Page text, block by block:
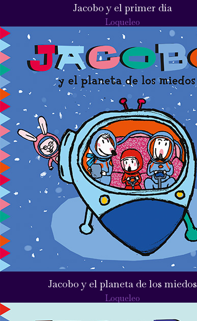
Jacobo y el primer día
Loqueleo
Jacobo y el planeta de los miedos
Loqueleo